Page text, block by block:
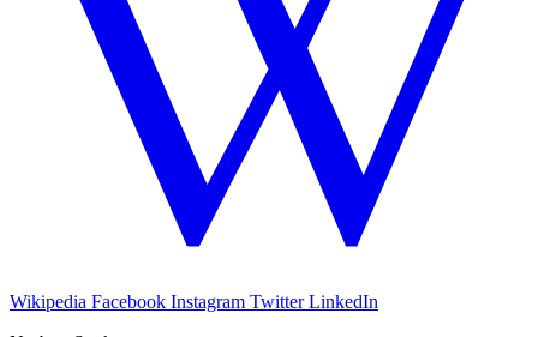
Wikipedia Facebook Instagram Twitter LinkedIn